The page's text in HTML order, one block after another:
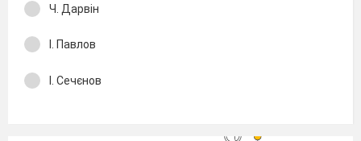
Ч. Дарвін
І. Павлов
І. Сечєнов